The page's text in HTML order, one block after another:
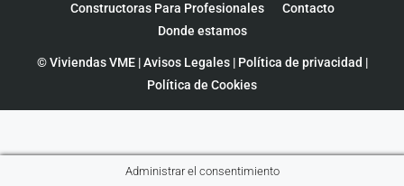
Constructoras Para Profesionales
Contacto
Donde estamos
© Viviendas VME |Avisos Legales| Política de privacidad |
Política de Cookies
Administrar el consentimiento